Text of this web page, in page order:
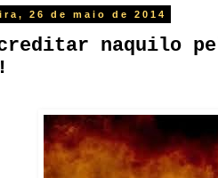
26 de maio de 2014
naquilo